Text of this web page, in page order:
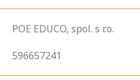
POE EDUCO, spol. s r.o.
596657241